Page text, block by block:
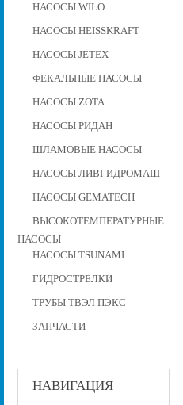
НАСОСЫ WILO
НАСОСЫ HEISSKRAFT
НАСОСЫ JETEX
ФЕКАЛЬНЫЕ НАСОСЫ
НАСОСЫ ZOTA
НАСОСЫ РИДАН
ШЛАМОВЫЕ НАСОСЫ
НАСОСЫ ЛИВГИДРОМАШ
НАСОСЫ GEMATECH
ВЫСОКОТЕМПЕРАТУРНЫЕ
НАСОСЫ
НАСОСЫ TSUNAMI
ГИДРОСТРЕЛКИ
ТРУБЫ ТВЭЛ ПЭКС
ЗАПЧАСТИ
НАВИГАЦИЯ